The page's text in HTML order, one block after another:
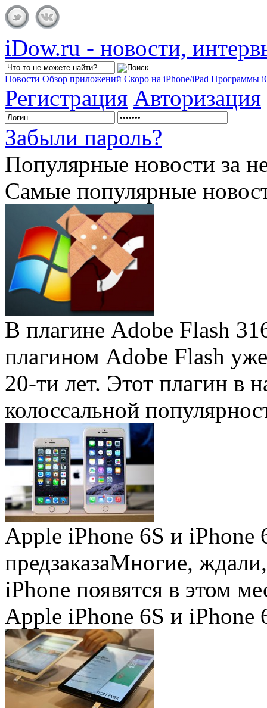
iDow.ru - новости,
Новости Обзор приложений Скоро на iPhone/iPad Программы
Регистрация Авторизация
Забыли пароль?
Популярные новости за
Самые популярные
В плагине Adobe Flash
плагином Adobe Flash
20-ти лет. Этот плагин в
колоссальной
Apple iPhone 6S и iPhone
предзаказаМногие, ждали,
iPhone появятся в этом
Apple iPhone 6S и iPhone